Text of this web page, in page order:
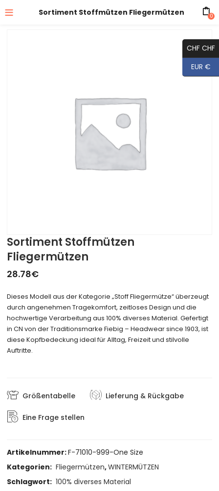
Sortiment Stoffmützen Fliegermützen 0
Sortiment Stoffmützen
Fliegermützen
28.78€
Dieses Modell aus der Kategorie „Stoff Fliegermütze“ überzeugt
durch angenehmen Tragekomfort, zeitloses Design und die
hochwertige Verarbeitung aus 100% diverses Material. Gefertigt
in CN von der Traditionsmarke Fiebig – Headwear since 1903, ist
diese Kopfbedeckung ideal für Alltag, Freizeit und stilvolle
Auftritte.
Größentabelle Lieferung & Rückgabe
Eine Frage stellen
Artikelnummer:F-71010-999-One Size
Kategorien: Fliegermützen,WINTERMÜTZEN
Schlagwort: 100% diverses Material
CHF CHF
EUR €